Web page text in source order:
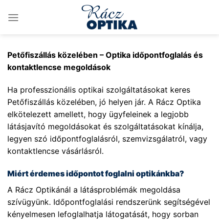
Petőfiszállás közelében – Optika időpontfoglalás és
kontaktlencse megoldások
Ha professzionális optikai szolgáltatásokat keres
Petőfiszállás közelében, jó helyen jár. A Rácz Optika
elkötelezett amellett, hogy ügyfeleinek a legjobb
látásjavító megoldásokat és szolgáltatásokat kínálja,
legyen szó időpontfoglalásról, szemvizsgálatról, vagy
kontaktlencse vásárlásról.
Miért érdemes időpontot foglalni optikánkba?
A Rácz Optikánál a látásproblémák megoldása
szívügyünk. Időpontfoglalási rendszerünk segítségével
kényelmesen lefoglalhatja látogatását, hogy sorban